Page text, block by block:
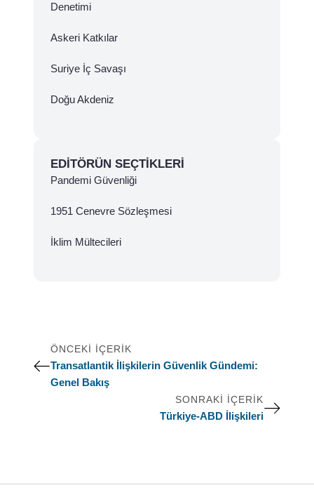
Denetimi
Askeri Katkılar
Suriye İç Savaşı
Doğu Akdeniz
EDITÖRÜN SEÇTIKLERI
Pandemi Güvenliği
1951 Cenevre Sözleşmesi
İklim Mültecileri
ÖNCEKI İÇERIK
Transatlantik İlişkilerin Güvenlik Gündemi:
Genel Bakış
SONRAKI İÇERIK
Türkiye-ABD İlişkileri